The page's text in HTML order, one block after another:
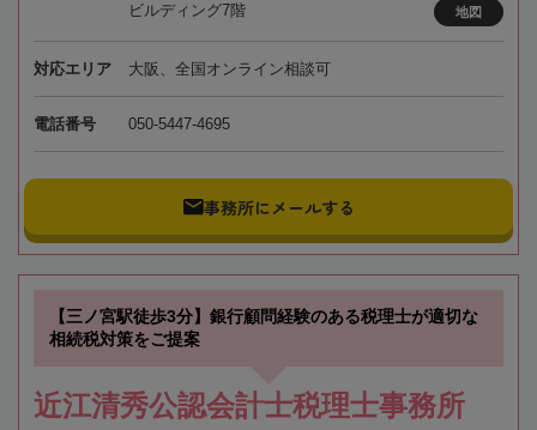
ビルディング7階
地図
対応エリア 大阪、全国オンライン相談可
電話番号 050-5447-4695
事務所にメールする
【三ノ宮駅徒歩3分】銀行顧問経験のある税理士が適切な
相続税対策をご提案
近江清秀公認会計士税理士事務所